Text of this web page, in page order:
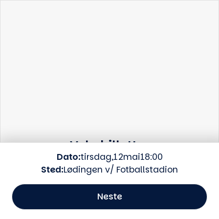
Tilbake
Velg billetter
Billettype: Velg billettype
Dato:tirsdag,12mai18:00
Sted:Lødingen v/ Fotballstadion
Neste